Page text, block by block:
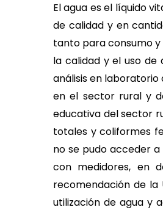
El agua es el líquido
de calidad y en
tanto para consumo y
la calidad y el uso de
análisis en
en el sector rural y
educativa del sector
totales y coliformes
no se pudo acceder
con medidores, en
recomendación de la
utilización de agua y